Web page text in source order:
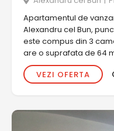
Apartamentul de
Alexandru cel Bun,
este compus din 3
are o suprafata de 64
VEZI OFERTA